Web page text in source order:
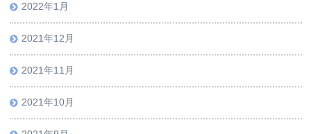
2022年1月
2021年12月
2021年11月
2021年10月